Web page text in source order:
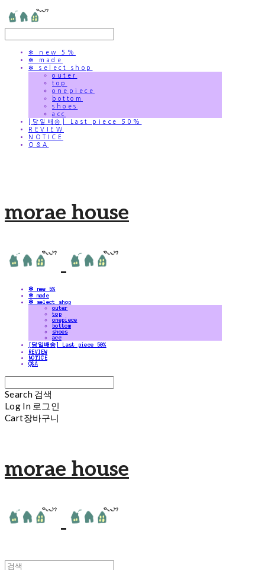
✻ new 5%
✻ made
✻ select shop
outer
top
onepiece
bottom
shoes
acc
[당일배송] Last piece 50%
REVIEW
NOTICE
Q&A
morae house
✻ new 5%
✻ made
✻ select shop
outer
top
onepiece
bottom
shoes
acc
[당일배송] Last piece 50%
REVIEW
NOTICE
Q&A
Search 검색
Log In 로그인
Cart장바구니
morae house